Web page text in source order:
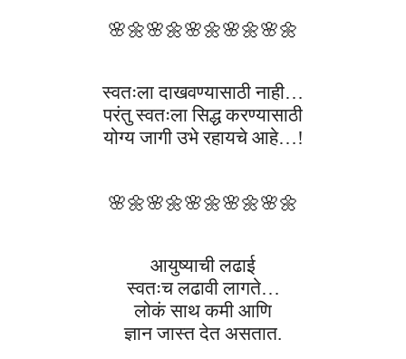
🌸🌼🌸🌼🌸🌼🌸🌼🌸🌼
स्वतःला दाखवण्यासाठी नाही…
परंतु स्वतःला सिद्ध करण्यासाठी
योग्य जागी उभे रहायचे आहे…!
🌸🌼🌸🌼🌸🌼🌸🌼🌸🌼
आयुष्याची लढाई
स्वतःच लढावी लागते…
लोकं साथ कमी आणि
ज्ञान जास्त देत असतात.